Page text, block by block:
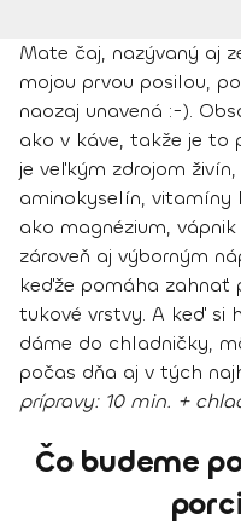
Mate čaj, nazývaný aj
mojou prvou posilou,
naozaj unavená :-).
ako v káve, takže je to
je veľkým zdrojom
aminokyselín, vitamíny
ako magnézium,
zároveň aj výborným
keďže pomáha
tukové vrstvy. A keď si
dáme do chladničky,
počas dňa aj v tých
prípravy: 10 min. +
Čo budeme